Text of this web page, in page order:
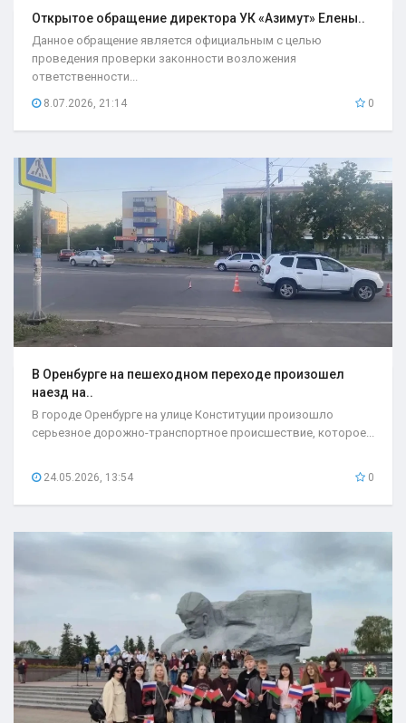
Открытое обращение директора УК «Азимут» Елены..
Данное обращение является официальным с целью
проведения проверки законности возложения
ответственности...
8.07.2026, 21:14 0
В Оренбурге на пешеходном переходе произошел
наезд на..
В городе Оренбурге на улице Конституции произошло
серьезное дорожно-транспортное происшествие, которое...
24.05.2026, 13:54 0